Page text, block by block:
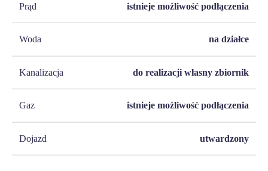
Prąd istnieje możliwość podłączenia
Woda na działce
Kanalizacja do realizacji własny zbiornik
Gaz istnieje możliwość podłączenia
Dojazd utwardzony